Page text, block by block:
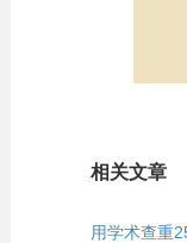
相关文章
用学术查重